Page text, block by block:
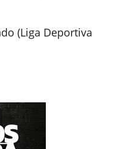
(Liga Deportiva